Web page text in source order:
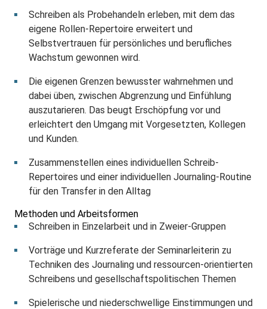
Schreiben als Probehandeln erleben, mit dem das
eigene Rollen-Repertoire erweitert und
Selbstvertrauen für persönliches und berufliches
Wachstum gewonnen wird.
Die eigenen Grenzen bewusster wahrnehmen und
dabei üben, zwischen Abgrenzung und Einfühlung
auszutarieren. Das beugt Erschöpfung vor und
erleichtert den Umgang mit Vorgesetzten, Kollegen
und Kunden.
Zusammenstellen eines individuellen Schreib-
Repertoires und einer individuellen Journaling-Routine
für den Transfer in den Alltag
Methoden und Arbeitsformen
Schreiben in Einzelarbeit und in Zweier-Gruppen
Vorträge und Kurzreferate der Seminarleiterin zu
Techniken des Journaling und ressourcen-orientierten
Schreibens und gesellschaftspolitischen Themen
Spielerische und niederschwellige Einstimmungen und